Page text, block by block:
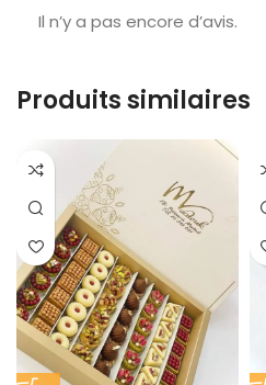
Il n’y a pas encore d’avis.
Produits similaires